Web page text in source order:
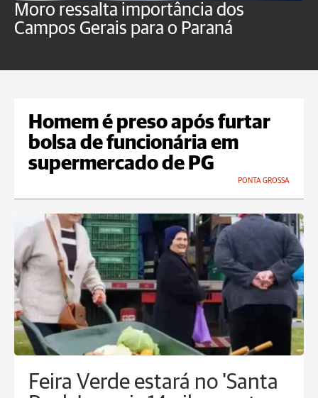
Moro ressalta importância dos
Campos Gerais para o Paraná
Homem é preso após furtar
bolsa de funcionária em
supermercado de PG
PONTA GROSSA
Feira Verde estará no 'Santa